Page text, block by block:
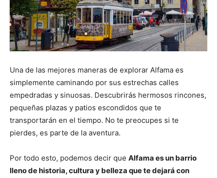
Una de las mejores maneras de explorar Alfama es
simplemente caminando por sus estrechas calles
empedradas y sinuosas. Descubrirás hermosos rincones,
pequeñas plazas y patios escondidos que te
transportarán en el tiempo. No te preocupes si te
pierdes, es parte de la aventura.
Por todo esto, podemos decir que Alfama es un barrio
lleno de historia, cultura y belleza que te dejará con